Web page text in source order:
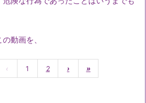
動画を、
‹ 1 2 › »